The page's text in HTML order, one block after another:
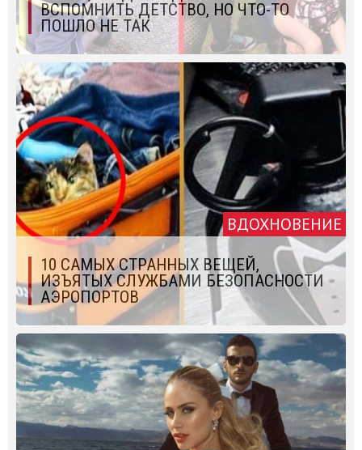
ВСПОМНИТЬ ДЕТСТВО, НО ЧТО-ТО
ПОШЛО НЕ ТАК
ВДОХНОВЕНИЕ
10 САМЫХ СТРАННЫХ ВЕЩЕЙ,
ИЗЪЯТЫХ СЛУЖБАМИ БЕЗОПАСНОСТИ
АЭРОПОРТОВ